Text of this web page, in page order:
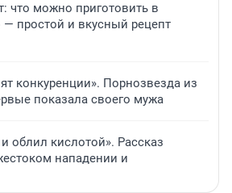
что можно приготовить в
— простой и вкусный рецепт
конкуренции». Порнозвезда из
показала своего мужа
облил кислотой». Рассказ
нападении и